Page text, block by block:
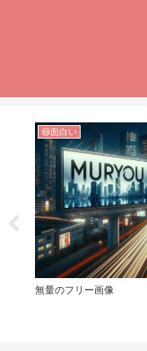
😄面白い
無量のフリー画像